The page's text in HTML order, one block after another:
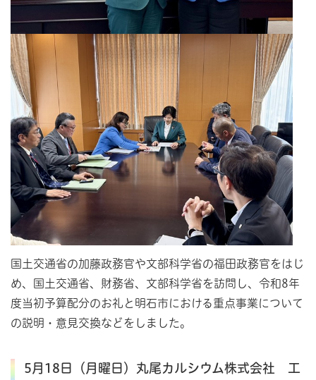
国土交通省の加藤政務官や文部科学省の福田政務官をはじ
め、国土交通省、財務省、文部科学省を訪問し、令和8年
度当初予算配分のお礼と明石市における重点事業について
の説明・意見交換などをしました。
5月18日（月曜日）丸尾カルシウム株式会社 工